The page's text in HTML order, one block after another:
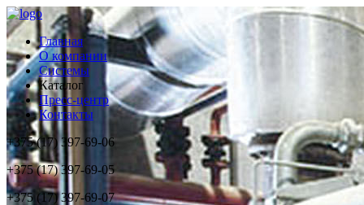
Главная
О компании
Системы
Каталог
Пресс-центр
Контакты
+375 (17) 397-69-06
+375 (17) 397-69-05
+375 (17) 397-69-07